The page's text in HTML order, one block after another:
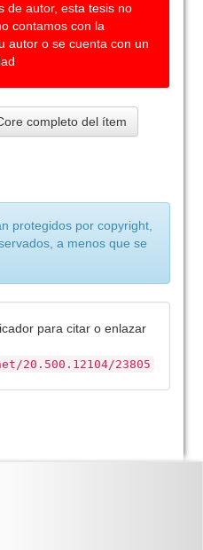
de autor, esta tesis no
contamos con la
autor o se cuenta con un
completo del ítem
protegidos por copyright,
a menos que se
para citar o enlazar
20.500.12104/23805